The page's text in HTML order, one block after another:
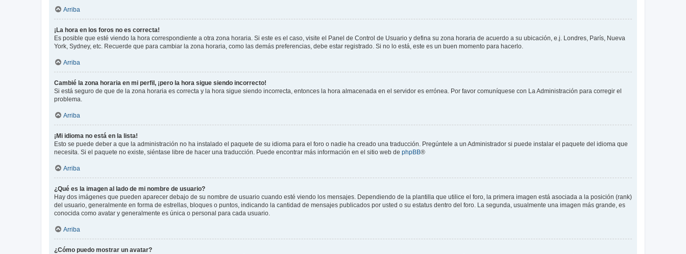
Arriba
¡La hora en los foros no es correcta!
Es posible que esté viendo la hora correspondiente a otra zona horaria. Si este es el caso, visite el Panel de Control de Usuario y defina su zona horaria de acuerdo a su ubicación, e.j. Londres, París, Nueva
York, Sydney, etc. Recuerde que para cambiar la zona horaria, como las demás preferencias, debe estar registrado. Si no lo está, este es un buen momento para hacerlo.
Arriba
Cambié la zona horaria en mi perfil, ¡pero la hora sigue siendo incorrecto!
Si está seguro de que de la zona horaria es correcta y la hora sigue siendo incorrecta, entonces la hora almacenada en el servidor es errónea. Por favor comuníquese con La Administración para corregir el
problema.
Arriba
¡Mi idioma no está en la lista!
Esto se puede deber a que la administración no ha instalado el paquete de su idioma para el foro o nadie ha creado una traducción. Pregúntele a un Administrador si puede instalar el paquete del idioma que
necesita. Si el paquete no existe, siéntase libre de hacer una traducción. Puede encontrar más información en el sitio web de phpBB®
Arriba
¿Qué es la imagen al lado de mi nombre de usuario?
Hay dos imágenes que pueden aparecer debajo de su nombre de usuario cuando esté viendo los mensajes. Dependiendo de la plantilla que utilice el foro, la primera imagen está asociada a la posición (rank)
del usuario, generalmente en forma de estrellas, bloques o puntos, indicando la cantidad de mensajes publicados por usted o su estatus dentro del foro. La segunda, usualmente una imagen más grande, es
conocida como avatar y generalmente es única o personal para cada usuario.
Arriba
¿Cómo puedo mostrar un avatar?